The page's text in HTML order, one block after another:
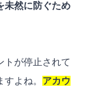
未然に防ぐため
トが停止されて
よね。 アカウ